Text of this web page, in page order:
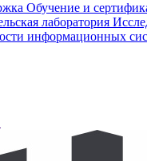
Обучение и
лаборатория
информационных